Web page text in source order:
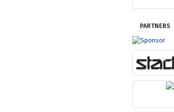
PARTNERS